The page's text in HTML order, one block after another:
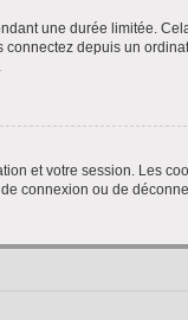
une durée limitée.
connectez depuis un
et votre session. Les
connexion ou de